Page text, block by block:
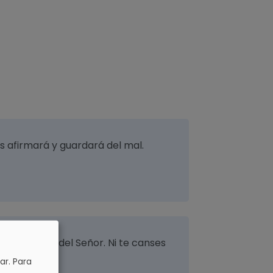
afirmará y guardará del mal.
disciplina del Señor. Ni te canses
Para